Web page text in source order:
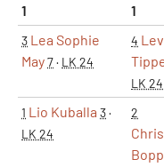
1
1
3 Lea Sophie
May7· LK 24
4
LK 24
1 Lio Kuballa 3·
LK 24
2
Bopp